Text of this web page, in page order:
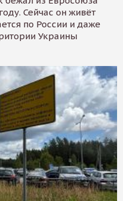
Сейчас он живёт
по России и даже
Украины